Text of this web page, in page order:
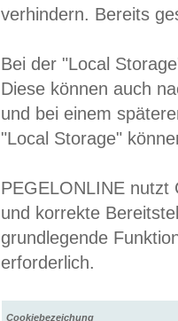
verhindern. Bereits
Bei der "Local
Diese können auch
und bei einem
"Local Storage"
PEGELONLINE nutzt
und korrekte
grundlegende
erforderlich.
Cookiebezeichung